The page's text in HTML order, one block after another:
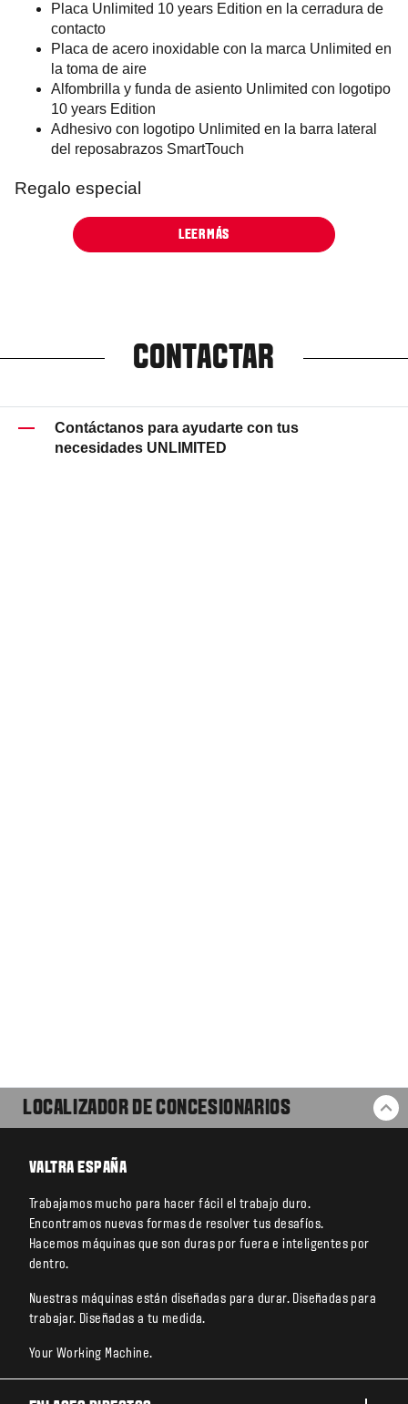
Placa Unlimited 10 years Edition en la cerradura de
contacto
Placa de acero inoxidable con la marca Unlimited en
la toma de aire
Alfombrilla y funda de asiento Unlimited con logotipo
10 years Edition
Adhesivo con logotipo Unlimited en la barra lateral
del reposabrazos SmartTouch
Regalo especial
LEER MÁS
CONTACTAR
Contáctanos para ayudarte con tus
necesidades UNLIMITED
LOCALIZADOR DE CONCESIONARIOS
VALTRA ESPAÑA
Trabajamos mucho para hacer fácil el trabajo duro.
Encontramos nuevas formas de resolver tus desafíos.
Hacemos máquinas que son duras por fuera e inteligentes por
dentro.
Nuestras máquinas están diseñadas para durar. Diseñadas para
trabajar. Diseñadas a tu medida.
Your Working Machine.